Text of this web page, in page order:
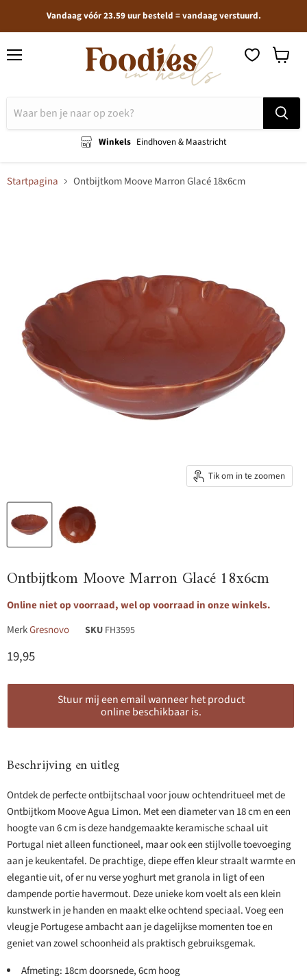
Vandaag vóór 23.59 uur besteld = vandaag verstuurd.
Winkels Eindhoven & Maastricht
Startpagina Ontbijtkom Moove Marron Glacé 18x6cm
Tik om in te zoomen
Ontbijtkom Moove Marron Glacé 18x6cm
Online niet op voorraad, wel op voorraad in onze winkels.
MerkGresnovo SKU FH3595
Huidige prijs
19,95
Stuur mij een email wanneer het product
online beschikbaar is.
Beschrijving en uitleg
Ontdek de perfecte ontbijtschaal voor jouw ochtendritueel met de
Ontbijtkom Moove Agua Limon. Met een diameter van 18 cm en een
hoogte van 6 cm is deze handgemaakte keramische schaal uit
Portugal niet alleen functioneel, maar ook een stijlvolle toevoeging
aan je keukentafel. De prachtige, diepe effen kleur straalt warmte en
elegantie uit, of er nu verse yoghurt met granola in ligt of een
dampende portie havermout. Deze unieke kom voelt als een klein
kunstwerk in je handen en maakt elke ochtend speciaal. Voeg een
vleugje Portugese ambacht aan je dagelijkse momenten toe en
geniet van zowel schoonheid als praktisch gebruiksgemak.
Afmeting: 18cm doorsnede, 6cm hoog